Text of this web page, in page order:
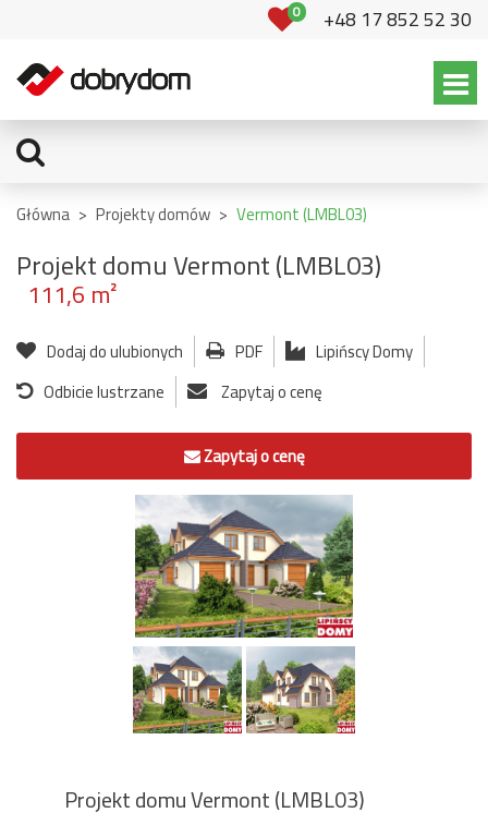
0 +48 17 852 52 30
Główna > Projekty domów > Vermont (LMBL03)
Projekt domu Vermont (LMBL03)
111,6 m²
Dodaj do ulubionych PDF
Lipińscy Domy
Odbicie lustrzane
Zapytaj o cenę
Zapytaj o cenę
Projekt domu Vermont (LMBL03)